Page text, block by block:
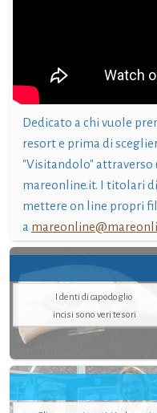
Dedicato a chi vuole
resort e prima di
"Visitandolo" attraverso
mareonline.it. I titolari
mettere on line propri
a
I denti di capodoglio
incisi sono veri tesori